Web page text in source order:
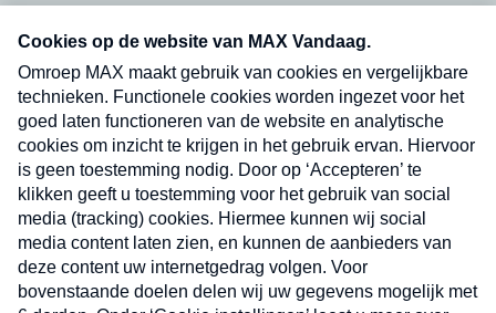
Neem hier een gratis abonnement op onze
nieuwsbrief. Elke vrijdag- en dinsdagochtend in
uw mailbox.
Verzend